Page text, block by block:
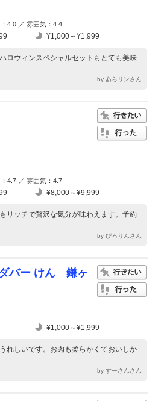
4.0 ／ 雰囲気：4.4
¥1,000～¥1,999
ロウィンスペシャルセットもとても美味
by あらリンさん
4.7 ／ 雰囲気：4.7
¥8,000～¥9,999
リッチで贅沢な気分が味わえます。予約
by ぴろりんさん
バー けん 鎌ヶ
¥1,000～¥1,999
れしいです。お肉も柔らかくておいしか
by すーさんさん